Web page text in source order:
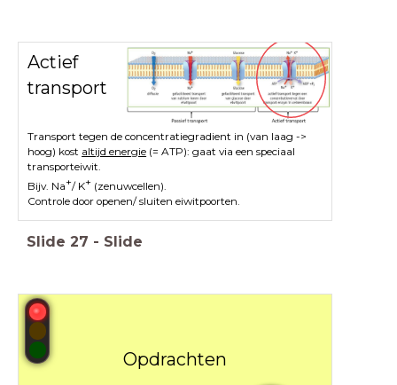
Transport tegen de concentratiegradient in (van laag ->
hoog) kost altijd energie (= ATP): gaat via een speciaal
transporteiwit.
Bijv. Na+/ K+ (zenuwcellen).
Controle door openen/ sluiten eiwitpoorten.
Actief
transport
Slide 27 - Slide
Opdrachten